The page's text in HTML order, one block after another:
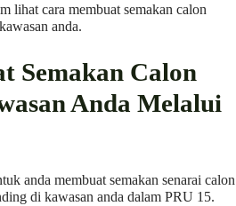
lihat cara membuat semakan calon
anda.
Semakan Calon
Anda Melalui
anda membuat semakan senarai calon
di kawasan anda dalam PRU 15.